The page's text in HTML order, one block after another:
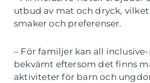
utbud av mat och dryck,
smaker och preferenser.
– För familjer kan all
bekvämt eftersom det finns
aktiviteter för barn och